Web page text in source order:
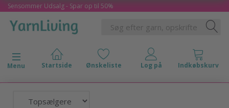
Sensommer Udsalg - Spar op til 50%
Skifte navigation
Menu